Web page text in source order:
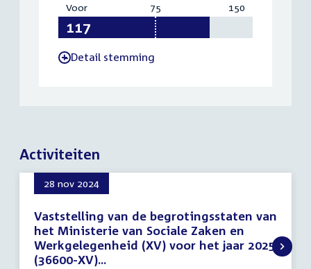
Voor:
117
75 150
-Detail stemming
Activiteiten
28 nov 2024
Vaststelling van de begrotingsstaten van
het Ministerie van Sociale Zaken en
Werkgelegenheid (XV) voor het jaar 2025
(36600-XV)...